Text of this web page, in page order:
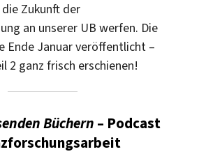
Zukunft der
an unserer UB werfen. Die
Ende Januar veröffentlicht –
2 ganz frisch erschienen!
Büchern – Podcast